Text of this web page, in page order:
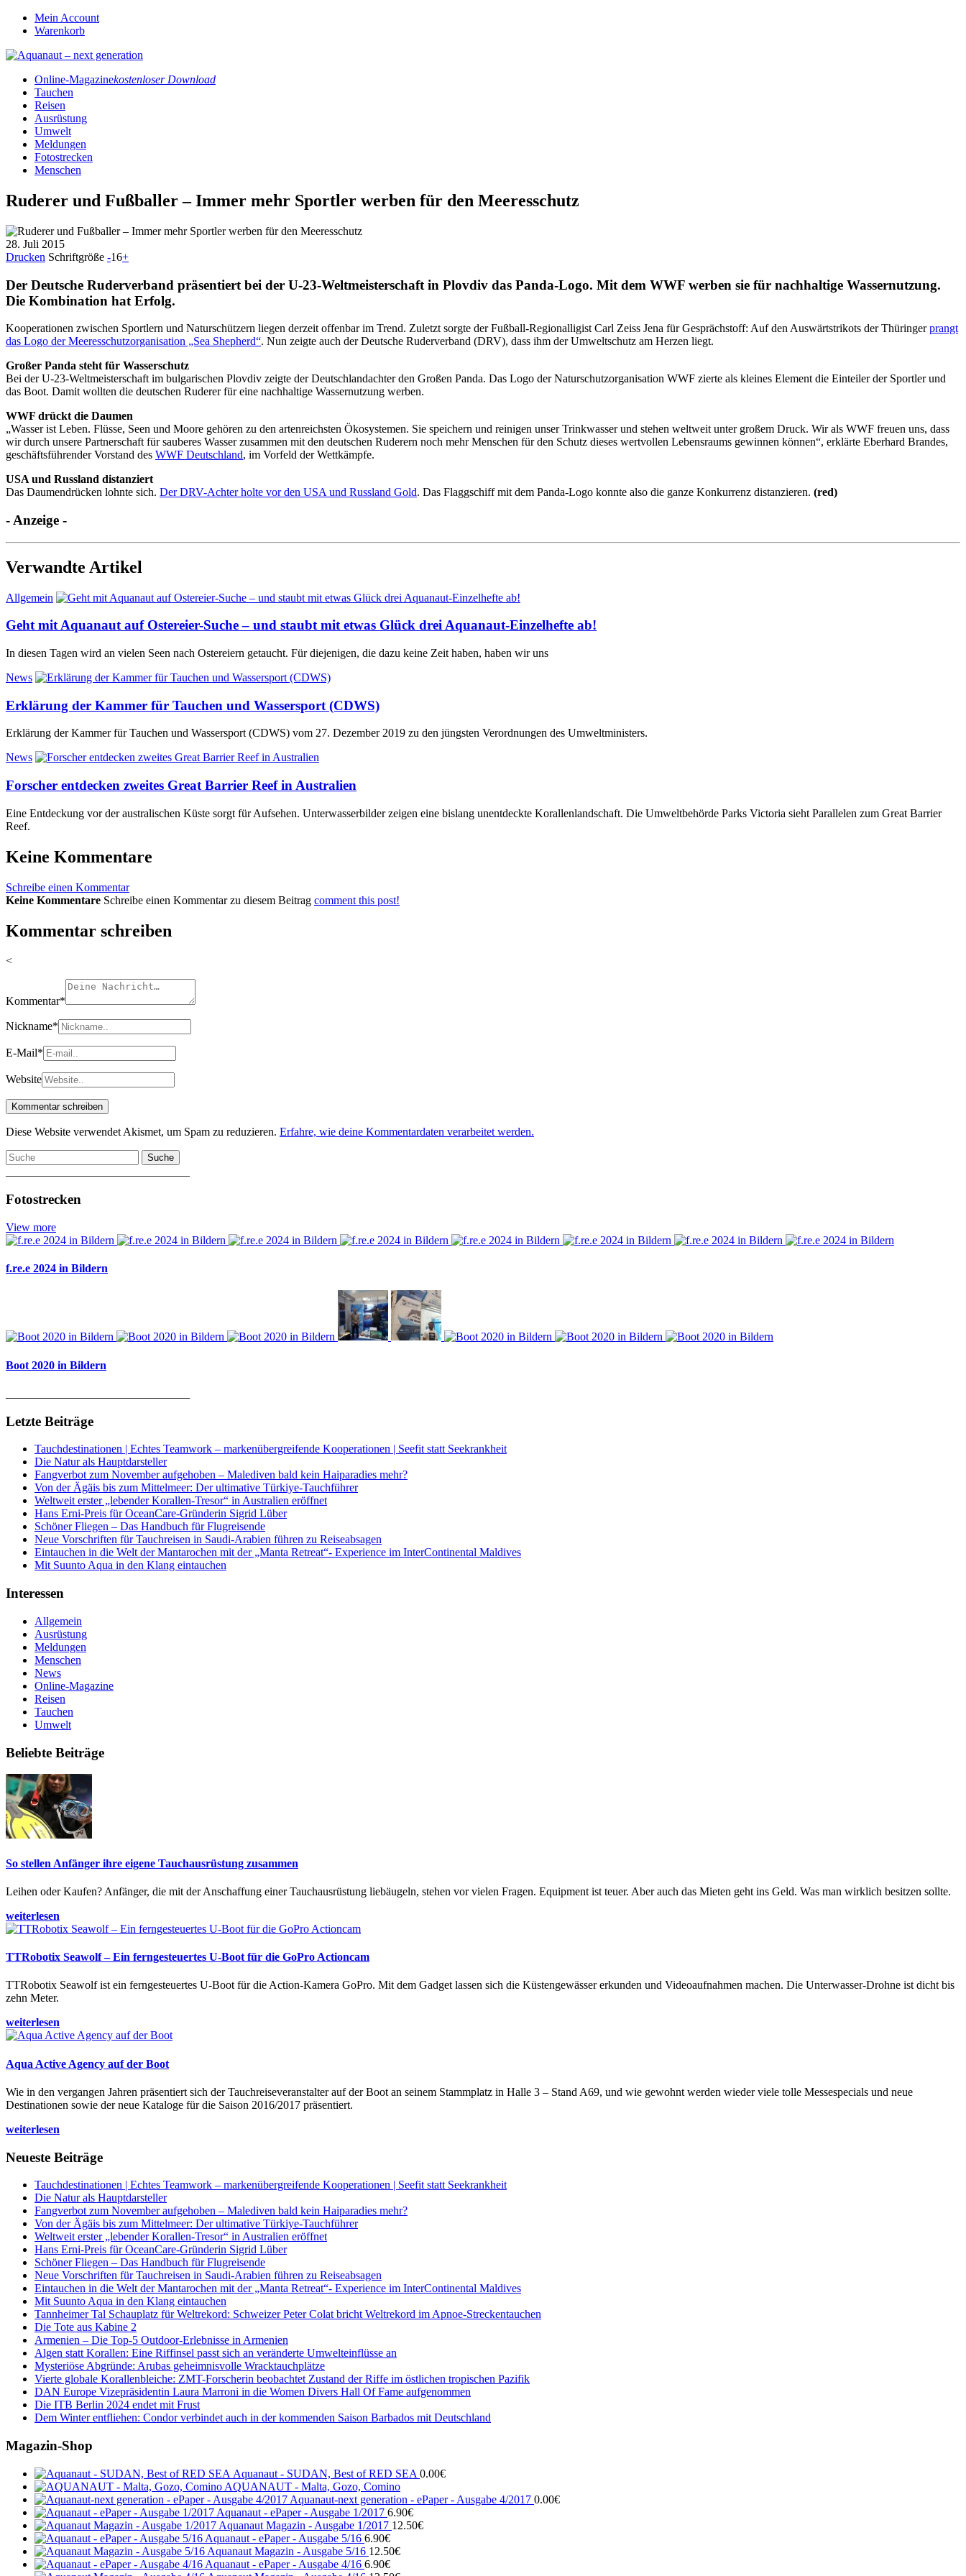
Mein Account
Warenkorb
Online-Magazinekostenloser Download
Tauchen
Reisen
Ausrüstung
Umwelt
Meldungen
Fotostrecken
Menschen
Ruderer und Fußballer – Immer mehr Sportler werben für den Meeresschutz
28. Juli 2015
Drucken Schriftgröße -16+
Der Deutsche Ruderverband präsentiert bei der U-23-Weltmeisterschaft in Plovdiv das Panda-Logo. Mit dem WWF werben sie für nachhaltige Wassernutzung.
Die Kombination hat Erfolg.
Kooperationen zwischen Sportlern und Naturschützern liegen derzeit offenbar im Trend. Zuletzt sorgte der Fußball-Regionalligist Carl Zeiss Jena für Gesprächstoff: Auf den Auswärtstrikots der Thüringerprangt
das Logo der Meeresschutzorganisation „Sea Shepherd“. Nun zeigte auch der Deutsche Ruderverband (DRV), dass ihm der Umweltschutz am Herzen liegt.
Großer Panda steht für Wasserschutz
Bei der U-23-Weltmeisterschaft im bulgarischen Plovdiv zeigte der Deutschlandachter den Großen Panda. Das Logo der Naturschutzorganisation WWF zierte als kleines Element die Einteiler der Sportler und
das Boot. Damit wollten die deutschen Ruderer für eine nachhaltige Wassernutzung werben.
WWF drückt die Daumen
„Wasser ist Leben. Flüsse, Seen und Moore gehören zu den artenreichsten Ökosystemen. Sie speichern und reinigen unser Trinkwasser und stehen weltweit unter großem Druck. Wir als WWF freuen uns, dass
wir durch unsere Partnerschaft für sauberes Wasser zusammen mit den deutschen Ruderern noch mehr Menschen für den Schutz dieses wertvollen Lebensraums gewinnen können“, erklärte Eberhard Brandes,
geschäftsführender Vorstand des WWF Deutschland, im Vorfeld der Wettkämpfe.
USA und Russland distanziert
Das Daumendrücken lohnte sich. Der DRV-Achter holte vor den USA und Russland Gold. Das Flaggschiff mit dem Panda-Logo konnte also die ganze Konkurrenz distanzieren. (red)
- Anzeige -
Verwandte Artikel
Allgemein
Geht mit Aquanaut auf Ostereier-Suche – und staubt mit etwas Glück drei Aquanaut-Einzelhefte ab!
In diesen Tagen wird an vielen Seen nach Ostereiern getaucht. Für diejenigen, die dazu keine Zeit haben, haben wir uns
News
Erklärung der Kammer für Tauchen und Wassersport (CDWS)
Erklärung der Kammer für Tauchen und Wassersport (CDWS) vom 27. Dezember 2019 zu den jüngsten Verordnungen des Umweltministers.
News
Forscher entdecken zweites Great Barrier Reef in Australien
Eine Entdeckung vor der australischen Küste sorgt für Aufsehen. Unterwasserbilder zeigen eine bislang unentdeckte Korallenlandschaft. Die Umweltbehörde Parks Victoria sieht Parallelen zum Great Barrier
Reef.
Keine Kommentare
Schreibe einen Kommentar
Keine Kommentare Schreibe einen Kommentar zu diesem Beitrag comment this post!
Kommentar schreiben
<
Kommentar*
Nickname*
E-Mail*
Website
Diese Website verwendet Akismet, um Spam zu reduzieren. Erfahre, wie deine Kommentardaten verarbeitet werden.
Suche
Fotostrecken
View more
f.re.e 2024 in Bildern
Boot 2020 in Bildern
Letzte Beiträge
Tauchdestinationen | Echtes Teamwork – markenübergreifende Kooperationen | Seefit statt Seekrankheit
Die Natur als Hauptdarsteller
Fangverbot zum November aufgehoben – Malediven bald kein Haiparadies mehr?
Von der Ägäis bis zum Mittelmeer: Der ultimative Türkiye-Tauchführer
Weltweit erster „lebender Korallen-Tresor“ in Australien eröffnet
Hans Erni-Preis für OceanCare-Gründerin Sigrid Lüber
Schöner Fliegen – Das Handbuch für Flugreisende
Neue Vorschriften für Tauchreisen in Saudi-Arabien führen zu Reiseabsagen
Eintauchen in die Welt der Mantarochen mit der „Manta Retreat“- Experience im InterContinental Maldives
Mit Suunto Aqua in den Klang eintauchen
Interessen
Allgemein
Ausrüstung
Meldungen
Menschen
News
Online-Magazine
Reisen
Tauchen
Umwelt
Beliebte Beiträge
So stellen Anfänger ihre eigene Tauchausrüstung zusammen
Leihen oder Kaufen? Anfänger, die mit der Anschaffung einer Tauchausrüstung liebäugeln, stehen vor vielen Fragen. Equipment ist teuer. Aber auch das Mieten geht ins Geld. Was man wirklich besitzen sollte.
weiterlesen
TTRobotix Seawolf – Ein ferngesteuertes U-Boot für die GoPro Actioncam
TTRobotix Seawolf ist ein ferngesteuertes U-Boot für die Action-Kamera GoPro. Mit dem Gadget lassen sich die Küstengewässer erkunden und Videoaufnahmen machen. Die Unterwasser-Drohne ist dicht bis
zehn Meter.
weiterlesen
Aqua Active Agency auf der Boot
Wie in den vergangen Jahren präsentiert sich der Tauchreiseveranstalter auf der Boot an seinem Stammplatz in Halle 3 – Stand A69, und wie gewohnt werden wieder viele tolle Messespecials und neue
Destinationen sowie der neue Kataloge für die Saison 2016/2017 präsentiert.
weiterlesen
Neueste Beiträge
Tauchdestinationen | Echtes Teamwork – markenübergreifende Kooperationen | Seefit statt Seekrankheit
Die Natur als Hauptdarsteller
Fangverbot zum November aufgehoben – Malediven bald kein Haiparadies mehr?
Von der Ägäis bis zum Mittelmeer: Der ultimative Türkiye-Tauchführer
Weltweit erster „lebender Korallen-Tresor“ in Australien eröffnet
Hans Erni-Preis für OceanCare-Gründerin Sigrid Lüber
Schöner Fliegen – Das Handbuch für Flugreisende
Neue Vorschriften für Tauchreisen in Saudi-Arabien führen zu Reiseabsagen
Eintauchen in die Welt der Mantarochen mit der „Manta Retreat“- Experience im InterContinental Maldives
Mit Suunto Aqua in den Klang eintauchen
Tannheimer Tal Schauplatz für Weltrekord: Schweizer Peter Colat bricht Weltrekord im Apnoe-Streckentauchen
Die Tote aus Kabine 2
Armenien – Die Top-5 Outdoor-Erlebnisse in Armenien
Algen statt Korallen: Eine Riffinsel passt sich an veränderte Umwelteinflüsse an
Mysteriöse Abgründe: Arubas geheimnisvolle Wracktauchplätze
Vierte globale Korallenbleiche: ZMT-Forscherin beobachtet Zustand der Riffe im östlichen tropischen Pazifik
DAN Europe Vizepräsidentin Laura Marroni in die Women Divers Hall Of Fame aufgenommen
Die ITB Berlin 2024 endet mit Frust
Dem Winter entfliehen: Condor verbindet auch in der kommenden Saison Barbados mit Deutschland
Magazin-Shop
Aquanaut - SUDAN, Best of RED SEA 0.00€
AQUANAUT - Malta, Gozo, Comino
Aquanaut-next generation - ePaper - Ausgabe 4/2017 0.00€
Aquanaut - ePaper - Ausgabe 1/2017 6.90€
Aquanaut Magazin - Ausgabe 1/2017 12.50€
Aquanaut - ePaper - Ausgabe 5/16 6.90€
Aquanaut Magazin - Ausgabe 5/16 12.50€
Aquanaut - ePaper - Ausgabe 4/16 6.90€